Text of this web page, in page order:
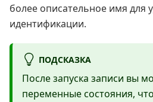
более описательное имя для
идентификации.
ПОДСКАЗКА
После запуска записи вы
переменные состояния,